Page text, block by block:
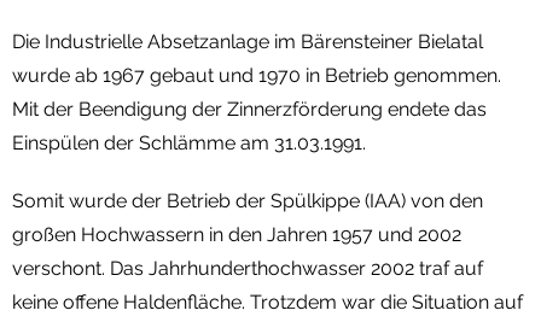
Die Industrielle Absetzanlage im Bärensteiner Bielatal
wurde ab 1967 gebaut und 1970 in Betrieb genommen.
Mit der Beendigung der Zinnerzförderung endete das
Einspülen der Schlämme am 31.03.1991.
Somit wurde der Betrieb der Spülkippe (IAA) von den
großen Hochwassern in den Jahren 1957 und 2002
verschont. Das Jahrhunderthochwasser 2002 traf auf
keine offene Haldenfläche. Trotzdem war die Situation auf